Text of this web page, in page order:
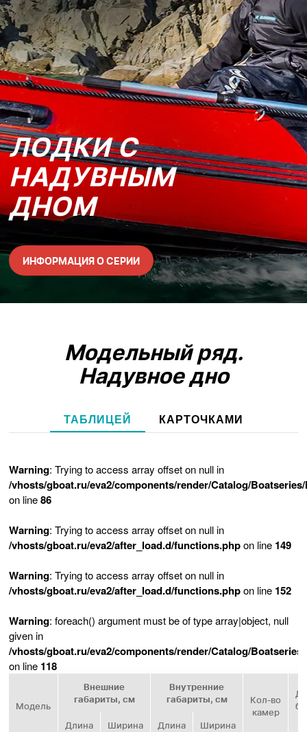
ЛОДКИ С
НАДУВНЫМ
ДНОМ
ИНФОРМАЦИЯ О СЕРИИ
Модельный ряд.
Надувное дно
ТАБЛИЦЕЙ КАРТОЧКАМИ
Warning: Trying to access array offset on null in
/vhosts/gboat.ru/eva2/components/render/Catalog/
on line86
Warning: Trying to access array offset on null in
/vhosts/gboat.ru/eva2/after_load.d/functions.phpon line 149
Warning: Trying to access array offset on null in
/vhosts/gboat.ru/eva2/after_load.d/functions.phpon line 152
Warning: foreach() argument must be of type array|object, null
given in
/vhosts/gboat.ru/eva2/components/render/Catalog/
on line 118
Модель
Внешние
габариты, см
Внутренние
габариты, см
Кол‑во
камер
Длина
Ширина Длина Ширина